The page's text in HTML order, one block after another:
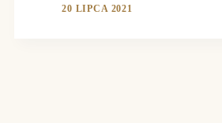
20 LIPCA 2021